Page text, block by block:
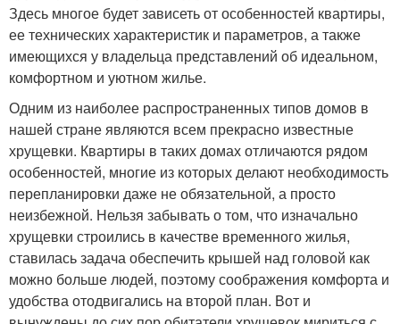
Здесь многое будет зависеть от особенностей квартиры,
ее технических характеристик и параметров, а также
имеющихся у владельца представлений об идеальном,
комфортном и уютном жилье.
Одним из наиболее распространенных типов домов в
нашей стране являются всем прекрасно известные
хрущевки. Квартиры в таких домах отличаются рядом
особенностей, многие из которых делают необходимость
перепланировки даже не обязательной, а просто
неизбежной. Нельзя забывать о том, что изначально
хрущевки строились в качестве временного жилья,
ставилась задача обеспечить крышей над головой как
можно больше людей, поэтому соображения комфорта и
удобства отодвигались на второй план. Вот и